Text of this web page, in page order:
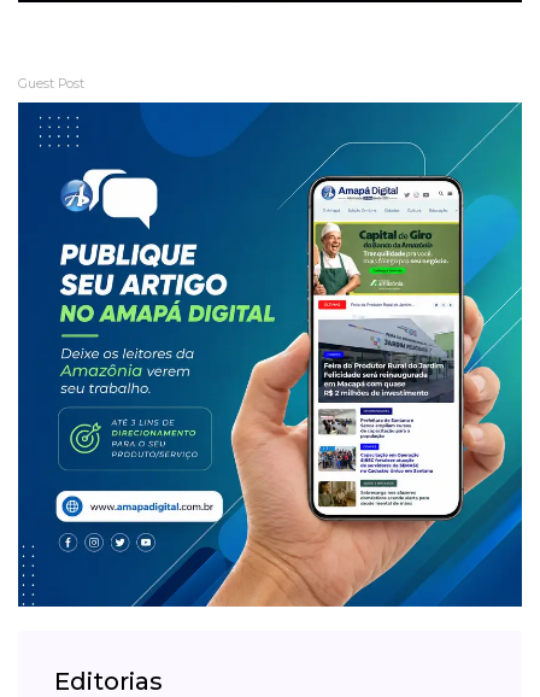
Guest Post
Editorias